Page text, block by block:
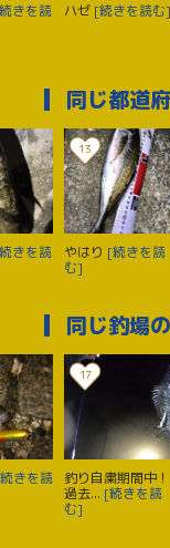
きを読 ハゼ [続きを読む]
同じ都道
きを読
13
やはり [続きを読
む]
同じ釣場
きを読
17
釣り自粛期間中！
過去... [続きを読
む]